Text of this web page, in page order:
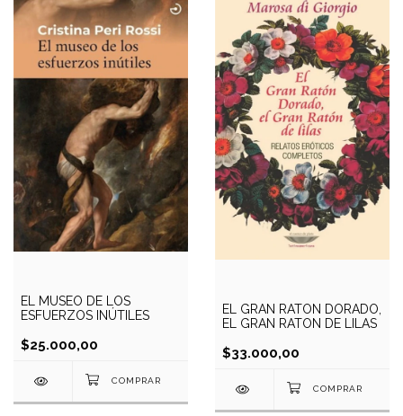
EL MUSEO DE LOS
ESFUERZOS INÚTILES
$25.000,00
EL GRAN RATON DORADO,
EL GRAN RATON DE LILAS
$33.000,00